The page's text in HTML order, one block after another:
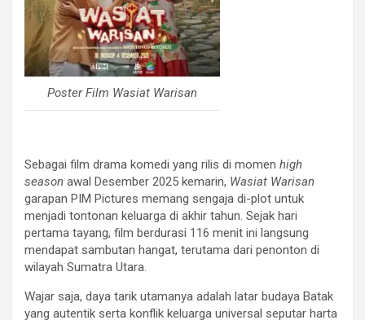
Poster Film Wasiat Warisan
Sebagai film drama komedi yang rilis di momen high
season awal Desember 2025 kemarin, Wasiat Warisan
garapan PIM Pictures memang sengaja di-plot untuk
menjadi tontonan keluarga di akhir tahun. Sejak hari
pertama tayang, film berdurasi 116 menit ini langsung
mendapat sambutan hangat, terutama dari penonton di
wilayah Sumatra Utara.
Wajar saja, daya tarik utamanya adalah latar budaya Batak
yang autentik serta konflik keluarga universal seputar harta